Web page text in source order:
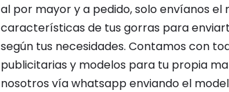
al por mayor y a pedido, solo envíanos el
características de tus gorras para
según tus necesidades. Contamos con
publicitarias y modelos para tu propia
nosotros vía whatsapp enviando el